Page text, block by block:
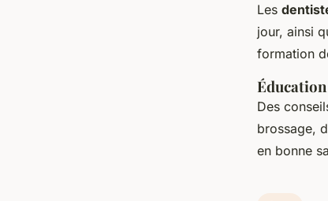
Les
jour, ainsi
formation
Des
brossage,
en bonne